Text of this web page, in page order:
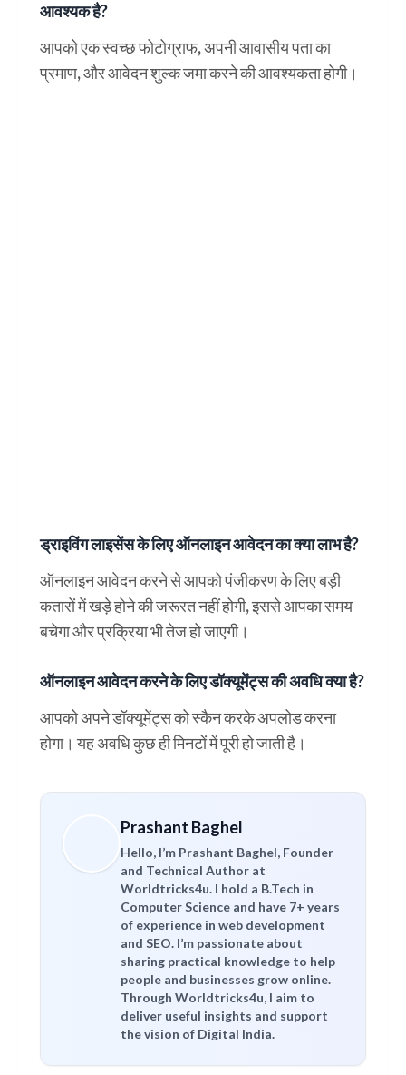
आवश्यक है?
आपको एक स्वच्छ फोटोग्राफ, अपनी आवासीय पता का
प्रमाण, और आवेदन शुल्क जमा करने की आवश्यकता होगी।
ड्राइविंग लाइसेंस के लिए ऑनलाइन आवेदन का क्या लाभ है?
ऑनलाइन आवेदन करने से आपको पंजीकरण के लिए बड़ी
कतारों में खड़े होने की जरूरत नहीं होगी, इससे आपका समय
बचेगा और प्रक्रिया भी तेज हो जाएगी।
ऑनलाइन आवेदन करने के लिए डॉक्यूमेंट्स की अवधि क्या है?
आपको अपने डॉक्यूमेंट्स को स्कैन करके अपलोड करना
होगा। यह अवधि कुछ ही मिनटों में पूरी हो जाती है।
Prashant Baghel
Hello, I’m Prashant Baghel, Founder
and Technical Author at
Worldtricks4u. I hold a B.Tech in
Computer Science and have 7+ years
of experience in web development
and SEO. I’m passionate about
sharing practical knowledge to help
people and businesses grow online.
Through Worldtricks4u, I aim to
deliver useful insights and support
the vision of Digital India.